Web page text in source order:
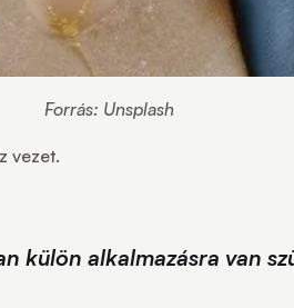
Forrás: Unsplash
vezet.
külön alkalmazásra van